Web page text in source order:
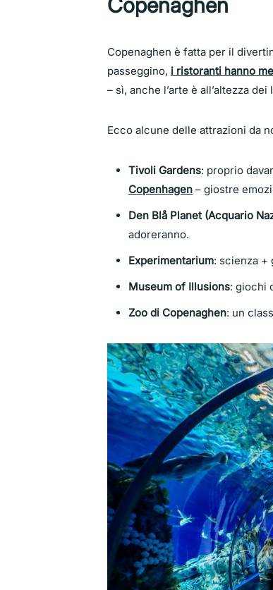
Copenaghen è fatta per il
passeggino, i ristoranti hanno
– sì, anche l’arte è all’altezza
Ecco alcune delle attrazioni da
Tivoli Gardens: proprio
Copenhagen – giostre
Den Blå Planet (Acquario
adoreranno.
Experimentarium: scienza +
Museum of Illusions: giochi
Zoo di Copenaghen: un